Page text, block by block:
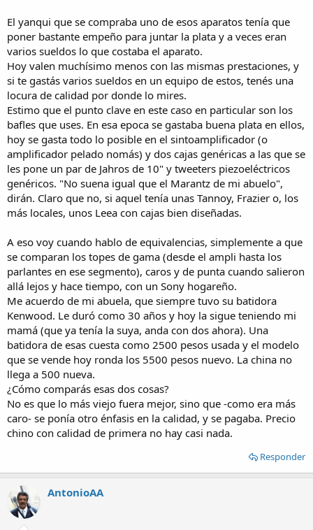
El yanqui que se compraba uno de esos aparatos tenía que
poner bastante empeño para juntar la plata y a veces eran
varios sueldos lo que costaba el aparato.
Hoy valen muchísimo menos con las mismas prestaciones, y
si te gastás varios sueldos en un equipo de estos, tenés una
locura de calidad por donde lo mires.
Estimo que el punto clave en este caso en particular son los
bafles que uses. En esa epoca se gastaba buena plata en ellos,
hoy se gasta todo lo posible en el sintoamplificador (o
amplificador pelado nomás) y dos cajas genéricas a las que se
les pone un par de Jahros de 10" y tweeters piezoeléctricos
genéricos. "No suena igual que el Marantz de mi abuelo",
dirán. Claro que no, si aquel tenía unas Tannoy, Frazier o, los
más locales, unos Leea con cajas bien diseñadas.
A eso voy cuando hablo de equivalencias, simplemente a que
se comparan los topes de gama (desde el ampli hasta los
parlantes en ese segmento), caros y de punta cuando salieron
allá lejos y hace tiempo, con un Sony hogareño.
Me acuerdo de mi abuela, que siempre tuvo su batidora
Kenwood. Le duró como 30 años y hoy la sigue teniendo mi
mamá (que ya tenía la suya, anda con dos ahora). Una
batidora de esas cuesta como 2500 pesos usada y el modelo
que se vende hoy ronda los 5500 pesos nuevo. La china no
llega a 500 nueva.
¿Cómo comparás esas dos cosas?
No es que lo más viejo fuera mejor, sino que -como era más
caro- se ponía otro énfasis en la calidad, y se pagaba. Precio
chino con calidad de primera no hay casi nada.
Responder
AntonioAA